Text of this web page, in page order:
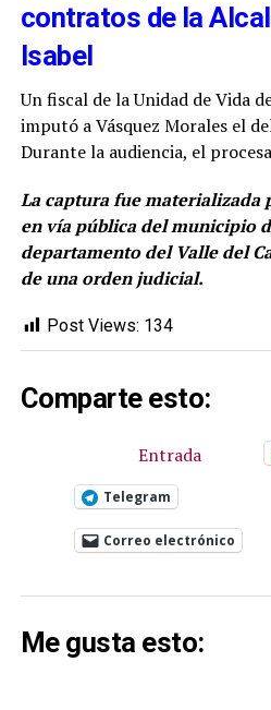
contratos de la
Isabel
Un fiscal de la Unidad de Vida
imputó a Vásquez Morales el
Durante la audiencia, el
La captura fue materializada
en vía pública del municipio
departamento del Valle del
de una orden judicial.
Post Views: 134
Comparte esto:
Entrada
Telegram
Correo electrónico
Me gusta esto: